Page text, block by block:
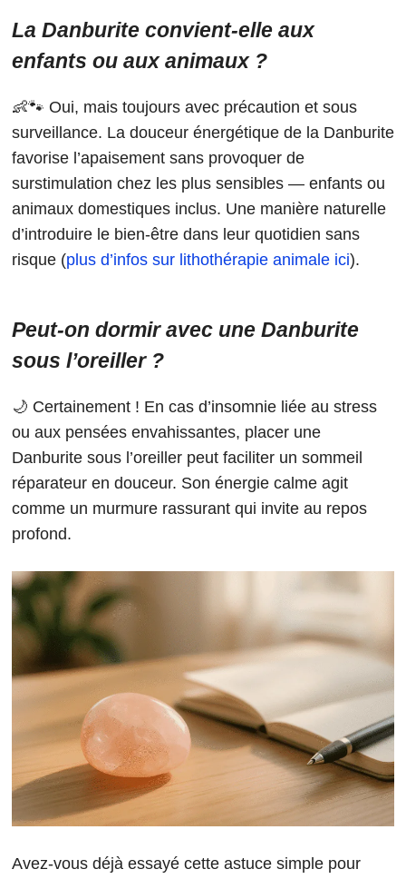
La Danburite convient-elle aux
enfants ou aux animaux ?
👶🐾 Oui, mais toujours avec précaution et sous
surveillance. La douceur énergétique de la Danburite
favorise l’apaisement sans provoquer de
surstimulation chez les plus sensibles — enfants ou
animaux domestiques inclus. Une manière naturelle
d’introduire le bien-être dans leur quotidien sans
risque (plus d’infos sur lithothérapie animale ici).
Peut-on dormir avec une Danburite
sous l’oreiller ?
🌙 Certainement ! En cas d’insomnie liée au stress
ou aux pensées envahissantes, placer une
Danburite sous l’oreiller peut faciliter un sommeil
réparateur en douceur. Son énergie calme agit
comme un murmure rassurant qui invite au repos
profond.
Avez-vous déjà essayé cette astuce simple pour